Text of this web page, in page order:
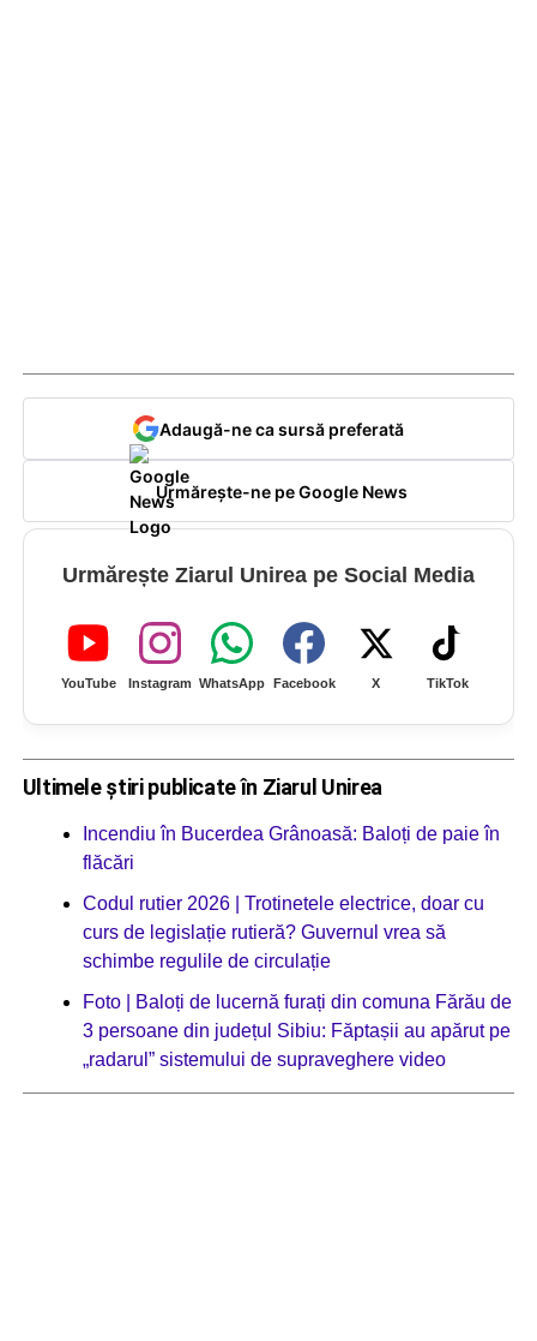
Adaugă-ne ca sursă preferată
Urmărește-ne pe Google News
Urmărește Ziarul Unirea pe Social Media
YouTube Instagram WhatsApp Facebook X TikTok
Ultimele știri publicate în Ziarul Unirea
Incendiu în Bucerdea Grânoasă: Baloți de paie în
flăcări
Codul rutier 2026 | Trotinetele electrice, doar cu
curs de legislație rutieră? Guvernul vrea să
schimbe regulile de circulație
Foto | Baloți de lucernă furați din comuna Fărău de
3 persoane din județul Sibiu: Făptașii au apărut pe
„radarul” sistemului de supraveghere video